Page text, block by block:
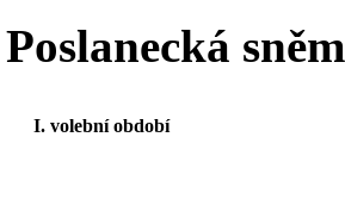
Poslanecká
I. volební období